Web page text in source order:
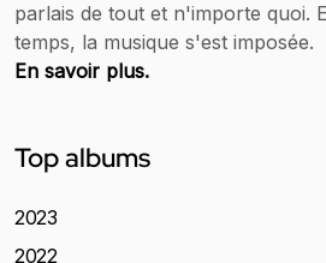
parlais de tout et n'importe quoi.
temps, la musique s'est imposée.
En savoir plus.
Top albums
2023
2022